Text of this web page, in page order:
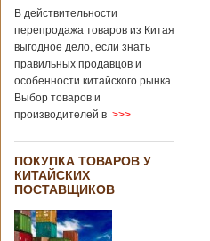
В действительности
перепродажа товаров из Китая
выгодное дело, если знать
правильных продавцов и
особенности китайского рынка.
Выбор товаров и
производителей в >>>
ПОКУПКА ТОВАРОВ У
КИТАЙСКИХ
ПОСТАВЩИКОВ